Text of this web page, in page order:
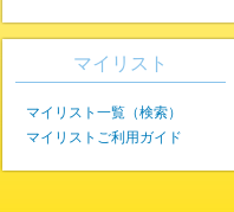
マイリスト
マイリスト一覧（検索）
マイリストご利用ガイド